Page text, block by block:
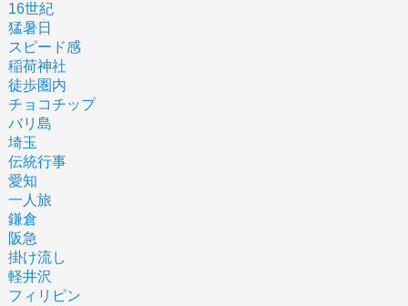
16世紀
猛暑日
スピード感
稲荷神社
徒歩圏内
チョコチップ
バリ島
埼玉
伝統行事
愛知
一人旅
鎌倉
阪急
掛け流し
軽井沢
フィリピン